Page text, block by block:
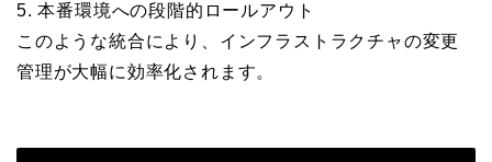
5. 本番環境への段階的ロールアウト
このような統合により、インフラストラクチャの変更
管理が大幅に効率化されます。